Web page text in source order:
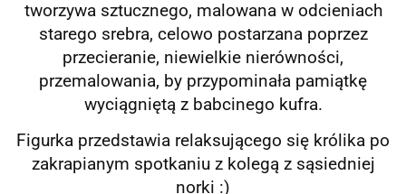
tworzywa sztucznego, malowana w odcieniach
starego srebra, celowo postarzana poprzez
przecieranie, niewielkie nierówności,
przemalowania, by przypominała pamiątkę
wyciągniętą z babcinego kufra.
Figurka przedstawia relaksującego się królika po
zakrapianym spotkaniu z kolegą z sąsiedniej
norki :)